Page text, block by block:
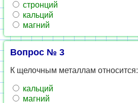
стронций
кальций
магний
Вопрос № 3
К щелочным металлам относится:
кальций
магний